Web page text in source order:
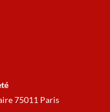
75011 Paris